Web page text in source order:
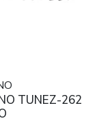
TUNEZ-262